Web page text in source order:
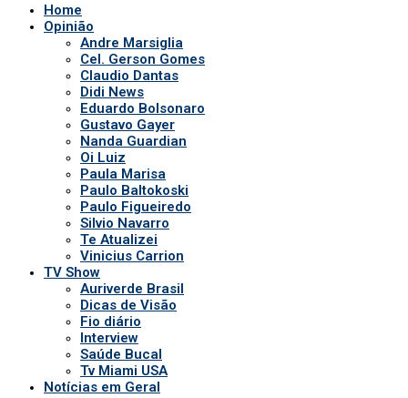
Home
Opinião
Andre Marsiglia
Cel. Gerson Gomes
Claudio Dantas
Didi News
Eduardo Bolsonaro
Gustavo Gayer
Nanda Guardian
Oi Luiz
Paula Marisa
Paulo Baltokoski
Paulo Figueiredo
Silvio Navarro
Te Atualizei
Vinicius Carrion
TV Show
Auriverde Brasil
Dicas de Visão
Fio diário
Interview
Saúde Bucal
Tv Miami USA
Notícias em Geral